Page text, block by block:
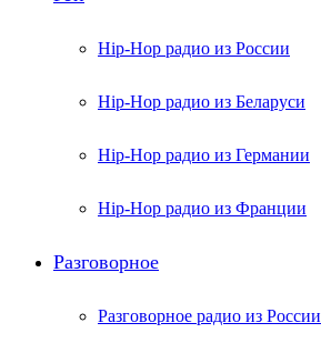
Hip-Hop радио из России
Hip-Hop радио из Беларуси
Hip-Hop радио из Германии
Hip-Hop радио из Франции
Разговорное
Разговорное радио из России